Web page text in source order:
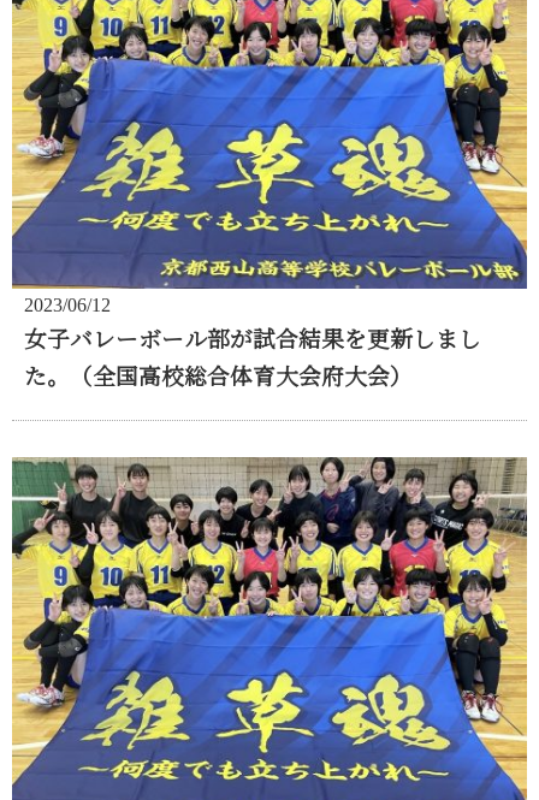
2023/06/12
女子バレーボール部が試合結果を更新しまし
た。（全国高校総合体育大会府大会）